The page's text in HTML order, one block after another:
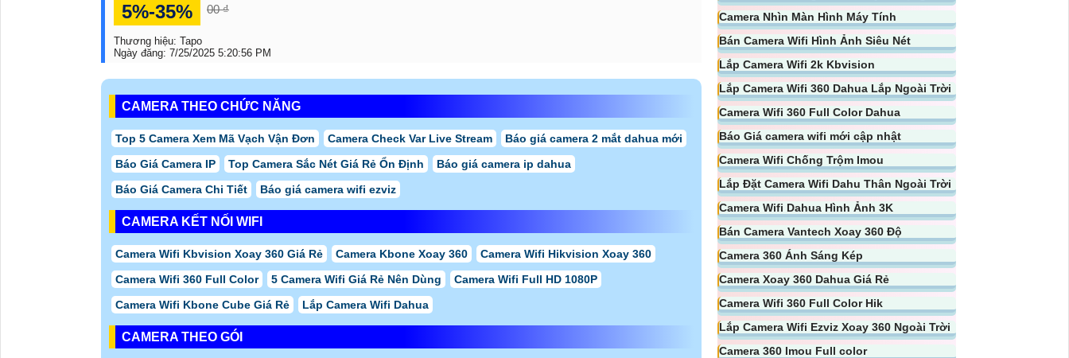
5%-35% 00 ₫
Thương hiệu: Tapo
Ngày đăng: 7/25/2025 5:20:56 PM
CAMERA THEO CHỨC NĂNG
Top 5 Camera Xem Mã Vạch Vận Đơn Camera Check Var Live Stream
Báo giá camera 2 mắt dahua mới
Báo Giá Camera IP
Top Camera Sắc Nét Giá Rẻ Ổn Định
Báo giá camera ip dahua
Báo Giá Camera Chi Tiết
Báo giá camera wifi ezviz
CAMERA KẾT NỐI WIFI
Camera Wifi Kbvision Xoay 360 Giá Rẻ Camera Kbone Xoay 360
Camera Wifi Hikvision Xoay 360
Camera Wifi 360 Full Color
5 Camera Wifi Giá Rẻ Nên Dùng
Camera Wifi Full HD 1080P
Camera Wifi Kbone Cube Giá Rẻ
Lắp Camera Wifi Dahua
CAMERA THEO GÓI
Camera Nhìn Màn Hình Máy Tính
Bán Camera Wifi Hình Ảnh Siêu Nét
Lắp Camera Wifi 2k Kbvision
Lắp Camera Wifi 360 Dahua Lắp Ngoài Trời
Camera Wifi 360 Full Color Dahua
Báo Giá camera wifi mới cập nhật
Camera Wifi Chống Trộm Imou
Lắp Đặt Camera Wifi Dahu Thân Ngoài Trời
Camera Wifi Dahua Hình Ảnh 3K
Bán Camera Vantech Xoay 360 Độ
Camera 360 Ánh Sáng Kép
Camera Xoay 360 Dahua Giá Rẻ
Camera Wifi 360 Full Color Hik
Lắp Camera Wifi Ezviz Xoay 360 Ngoài Trời
Camera 360 Imou Full color